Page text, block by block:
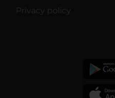
Privacy policy